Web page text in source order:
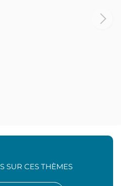
SUR CES THÈMES